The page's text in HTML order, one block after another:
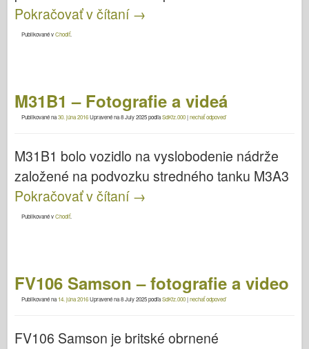
Pokračovať v čítaní →
Publikované vChodiť.
M31B1 – Fotografie a videá
Publikované na30. júna 2016Upravené na8 July 2025podľaSdKfz.000|nechať odpoveď
M31B1 bolo vozidlo na vyslobodenie nádrže
založené na podvozku stredného tanku M3A3
Pokračovať v čítaní →
Publikované vChodiť.
FV106 Samson – fotografie a video
Publikované na 14. júna 2016Upravené na8 July 2025podľaSdKfz.000|nechať odpoveď
FV106 Samson je britské obrnené